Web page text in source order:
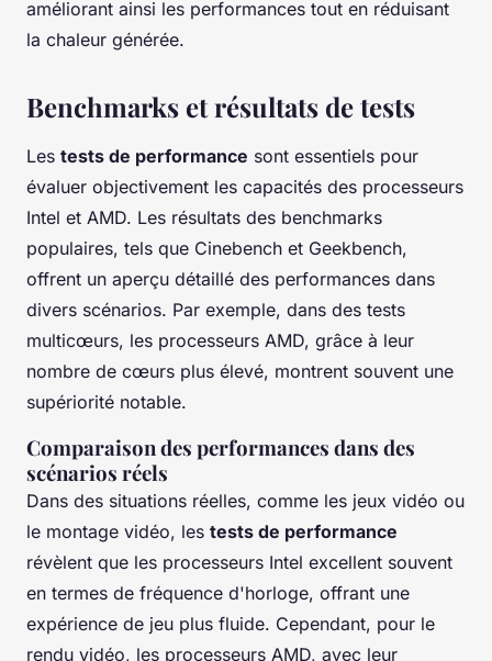
améliorant ainsi les performances tout en réduisant
la chaleur générée.
Benchmarks et résultats de tests
Les tests de performance sont essentiels pour
évaluer objectivement les capacités des processeurs
Intel et AMD. Les résultats des benchmarks
populaires, tels que Cinebench et Geekbench,
offrent un aperçu détaillé des performances dans
divers scénarios. Par exemple, dans des tests
multicœurs, les processeurs AMD, grâce à leur
nombre de cœurs plus élevé, montrent souvent une
supériorité notable.
Comparaison des performances dans des
scénarios réels
Dans des situations réelles, comme les jeux vidéo ou
le montage vidéo, les tests de performance
révèlent que les processeurs Intel excellent souvent
en termes de fréquence d'horloge, offrant une
expérience de jeu plus fluide. Cependant, pour le
rendu vidéo, les processeurs AMD, avec leur